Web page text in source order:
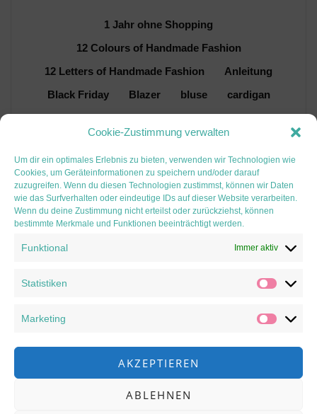
Cookie-Zustimmung verwalten
Um dir ein optimales Erlebnis zu bieten, verwenden wir Technologien wie
Cookies, um Geräteinformationen zu speichern und/oder darauf
zuzugreifen. Wenn du diesen Technologien zustimmst, können wir Daten
wie das Surfverhalten oder eindeutige IDs auf dieser Website verarbeiten.
Wenn du deine Zustimmung nicht erteilst oder zurückziehst, können
bestimmte Merkmale und Funktionen beeinträchtigt werden.
Funktional Immer aktiv
Statistiken
Marketing
AKZEPTIEREN
ABLEHNEN
1 Jahr ohne Shopping
12 Colours of Handmade Fashion
12 Letters of Handmade Fashion
Anleitung
Black Friday
Blazer bluse
cardigan
Dirndl
DIY FJKA frauen
frühling
Inspiration
jacke jeans
kleid
LaBavarese
Männer
Nähen
Patentmuster
probenähen
Rolli